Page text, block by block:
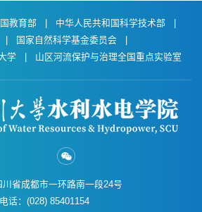
教育部 | 中华人民共和国科学技术部
|
| 国家自然科学基金委员会
|
学 | 山区河流保护与治理全国重点实验室
川省成都市一环路南一段24号
电话：(028) 85401154